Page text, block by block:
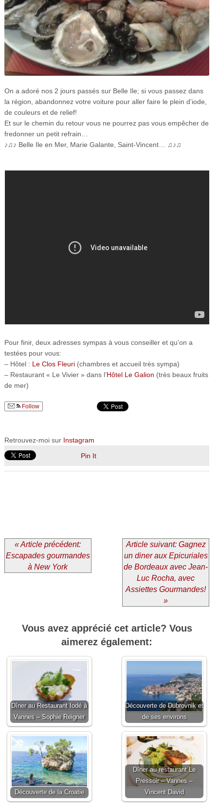
On a adoré nos 2 jours passés sur Belle Ile; si vous passez dans
la région, abandonnez votre voiture pour aller faire le plein d’iode,
de couleurs et de relief!
Et sur le chemin du retour vous ne pourrez pas vous empêcher de
fredonner un petit refrain…
♪♫♪ Belle Ile en Mer, Marie Galante, Saint-Vincent… ♫♪♫
Pour finir, deux adresses sympas à vous conseiller et qu’on a
testées pour vous:
– Hôtel : Le Clos Fleuri(chambres et accueil très sympa)
– Restaurant « Le Vivier » dans l’Hôtel Le Galion (très beaux fruits
de mer)
Follow
Retrouvez-moi sur Instagram
Pin It
« Article précédent:
Escapades gourmandes
à New York
Article suivant: Gagnez
un diner aux Epicuriales
de Bordeaux avec Jean-
Luc Rocha, avec
Assiettes Gourmandes!
»
Vous avez apprécié cet article? Vous
aimerez également:
Dîner au Restaurant Iodé à
Vannes – Sophie Reigner
Découverte de Dubrovnik et
de ses environs
Découverte de la Croatie
Dîner au restaurant Le
Pressoir – Vannes –
Vincent David